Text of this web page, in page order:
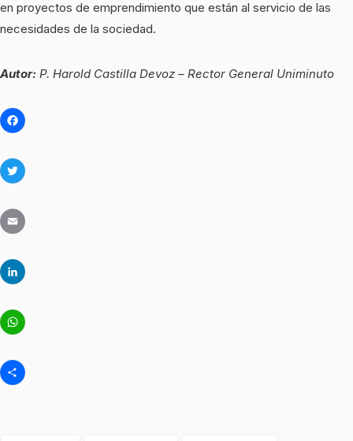
en proyectos de emprendimiento que están al servicio de las
necesidades de la sociedad.
Autor: P. Harold Castilla Devoz – Rector General Uniminuto